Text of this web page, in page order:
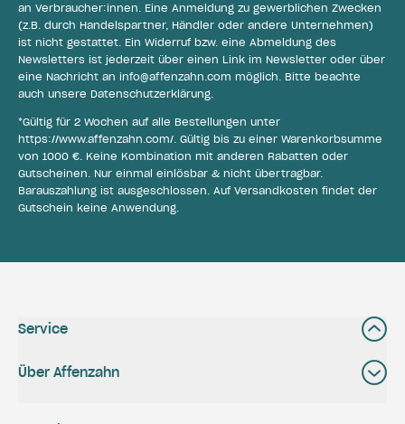
an Verbraucher:innen. Eine Anmeldung zu gewerblichen Zwecken
(z.B. durch Handelspartner, Händler oder andere Unternehmen)
ist nicht gestattet. Ein Widerruf bzw. eine Abmeldung des
Newsletters ist jederzeit über einen Link im Newsletter oder über
eine Nachricht an info@affenzahn.com möglich. Bitte beachte
auch unsere Datenschutzerklärung.
*Gültig für 2 Wochen auf alle Bestellungen unter
https://www.affenzahn.com/. Gültig bis zu einer Warenkorbsumme
von 1000 €. Keine Kombination mit anderen Rabatten oder
Gutscheinen. Nur einmal einlösbar & nicht übertragbar.
Barauszahlung ist ausgeschlossen. Auf Versandkosten findet der
Gutschein keine Anwendung.
Service
Über Affenzahn